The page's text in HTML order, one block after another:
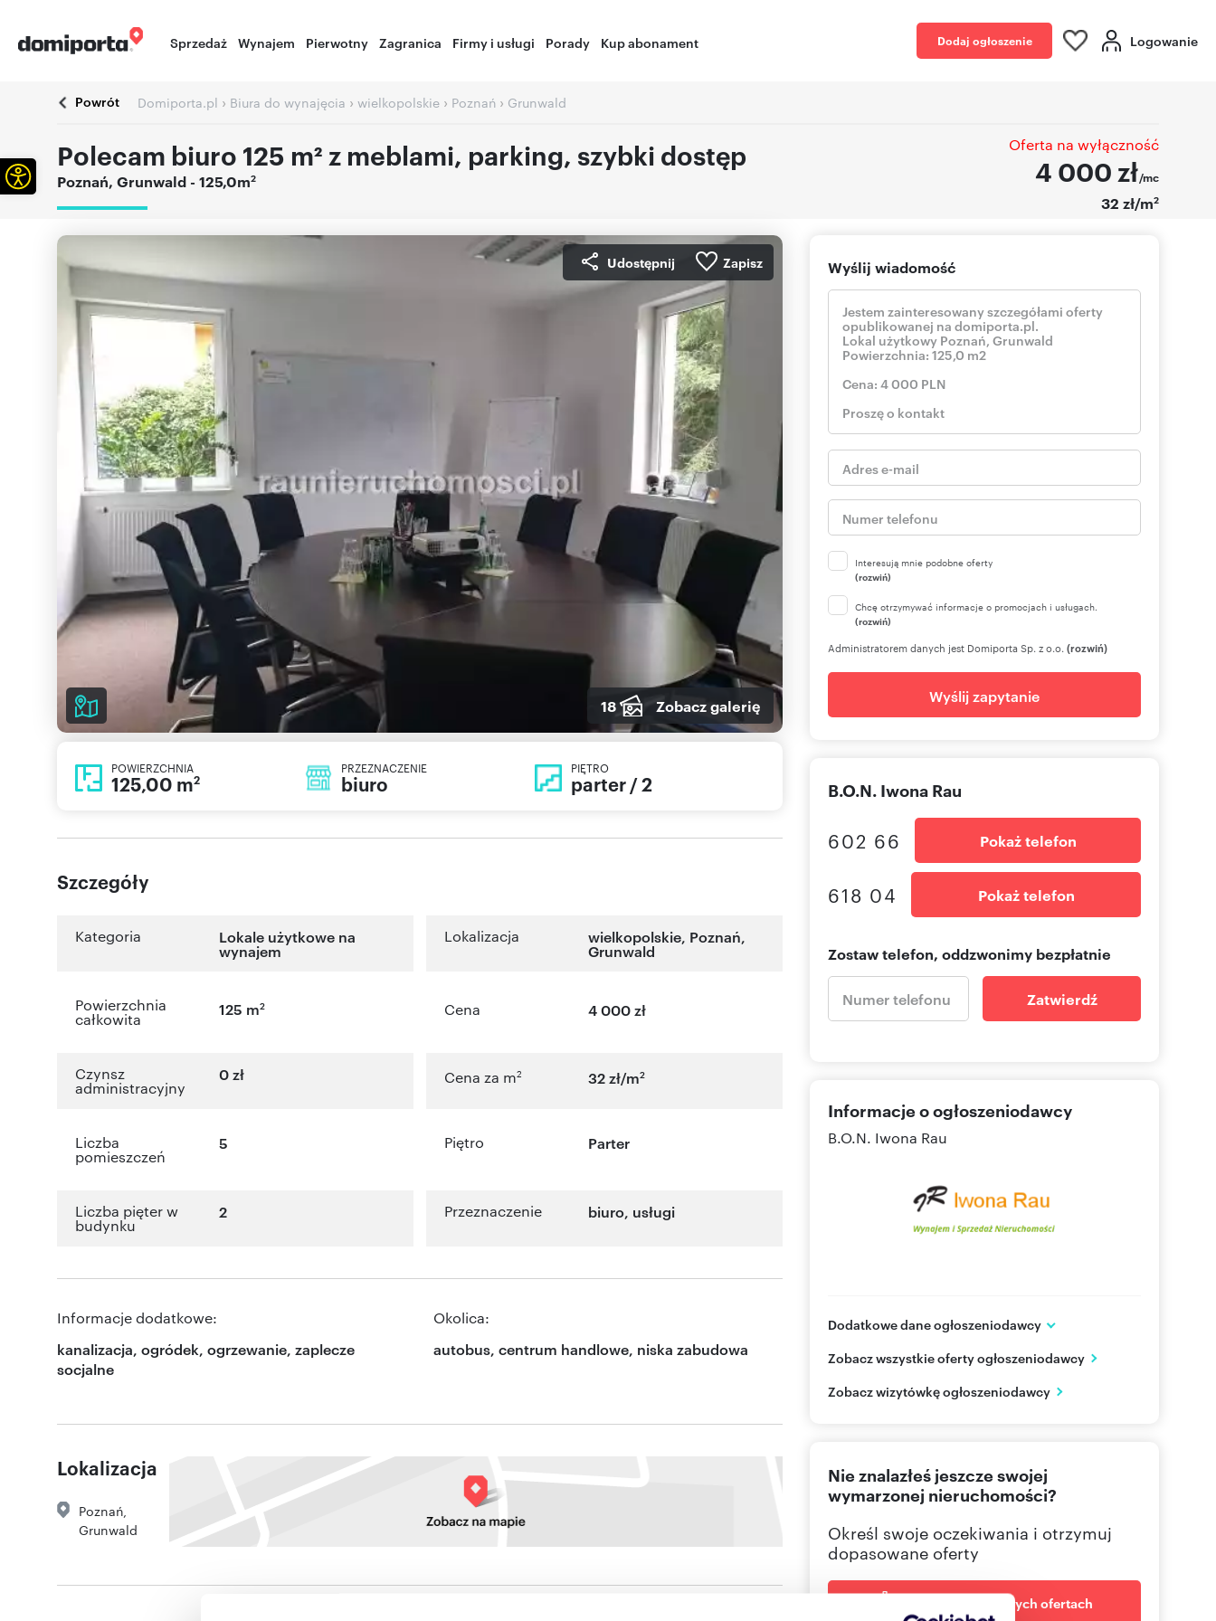
Sprzedaż Wynajem Pierwotny Zagranica Firmy i usługi Porady Kup abonament Dodaj ogłoszenie Logowanie
Powrót Domiporta.pl › Biura do wynajęcia › wielkopolskie › Poznań › Grunwald
Polecam biuro 125 m² z meblami, parking, szybki dostęp
Poznań, Grunwald - 125,0m2
Oferta na wyłączność
4 000 zł/mc
32 zł/m2
Udostępnij Zapisz
18 Zobacz galerię
POWIERZCHNIA
125,00 m2
PRZEZNACZENIE
biuro
PIĘTRO
parter / 2
Szczegóły
Kategoria Lokale użytkowe na
wynajem
Lokalizacja wielkopolskie, Poznań,
Grunwald
Powierzchnia
całkowita
125 m2 Cena 4 000 zł
Czynsz
administracyjny
0 zł Cena za m2 32 zł/m2
Liczba
pomieszczeń
5 Piętro Parter
Liczba pięter w
budynku
2 Przeznaczenie biuro, usługi
Informacje dodatkowe:
kanalizacja, ogródek, ogrzewanie, zaplecze
socjalne
Okolica:
autobus, centrum handlowe, niska zabudowa
Lokalizacja
Poznań,
Grunwald
Wyślij wiadomość
Interesują mnie podobne oferty
(rozwiń)
Chcę otrzymywać informacje o promocjach i usługach.
(rozwiń)
Administratorem danych jest Domiporta Sp. z o.o. (rozwiń)
Wyślij zapytanie
B.O.N. Iwona Rau
602 66 Pokaż telefon
618 04 Pokaż telefon
Zostaw telefon, oddzwonimy bezpłatnie
Zatwierdź
Informacje o ogłoszeniodawcy
B.O.N. Iwona Rau
Dodatkowe dane ogłoszeniodawcy
Komorniki
PL
618 04 Pokaż telefon
Zobacz wszystkie oferty ogłoszeniodawcy
Zobacz wizytówkę ogłoszeniodawcy
Nie znalazłeś jeszcze swojej
wymarzonej nieruchomości?
Określ swoje oczekiwania i otrzymuj
dopasowane oferty
Powiadom o nowych ofertach
Otwórz pasek narzędzi